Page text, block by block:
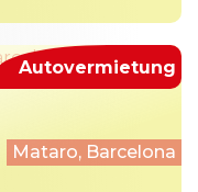
Mataro, Barcelona
Autovermietung